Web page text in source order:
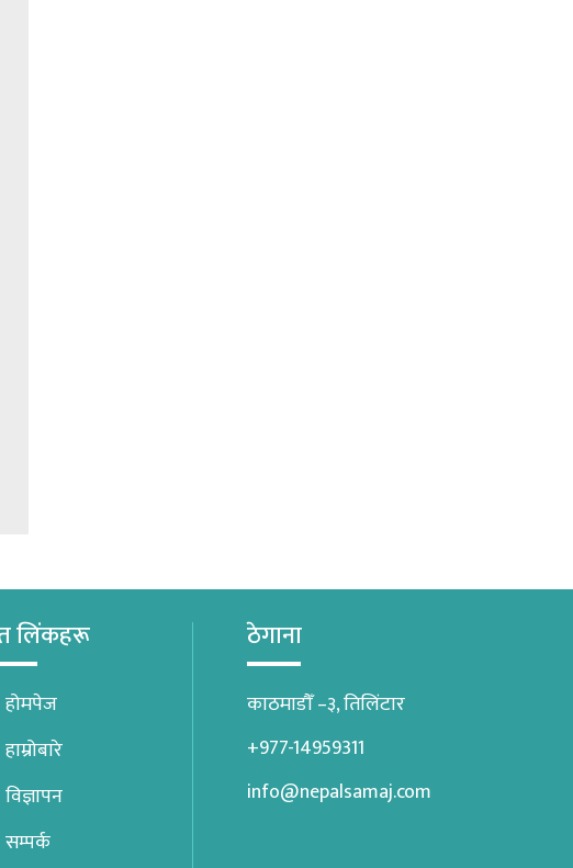
लिंकहरू
होमपेज
हाम्रोबारे
विज्ञापन
सम्पर्क
ठेगाना
काठमाडौँ –३, तिलिंटार
+977-14959311
info@nepalsamaj.com